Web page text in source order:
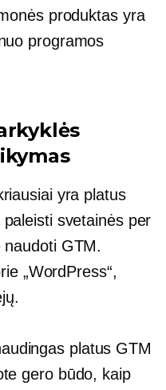
produktas yra
programos
yra platus
svetainės per
naudoti GTM.
„WordPress“,
platus GTM
gero būdo, kaip